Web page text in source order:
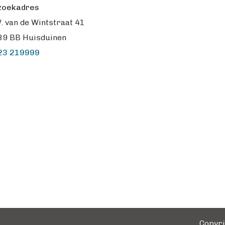
van de Wintstraat 41
BB Huisduinen
219999